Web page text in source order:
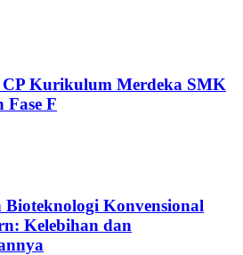
Kurikulum Merdeka SMK
Fase F
Bioteknologi Konvensional
Kelebihan dan